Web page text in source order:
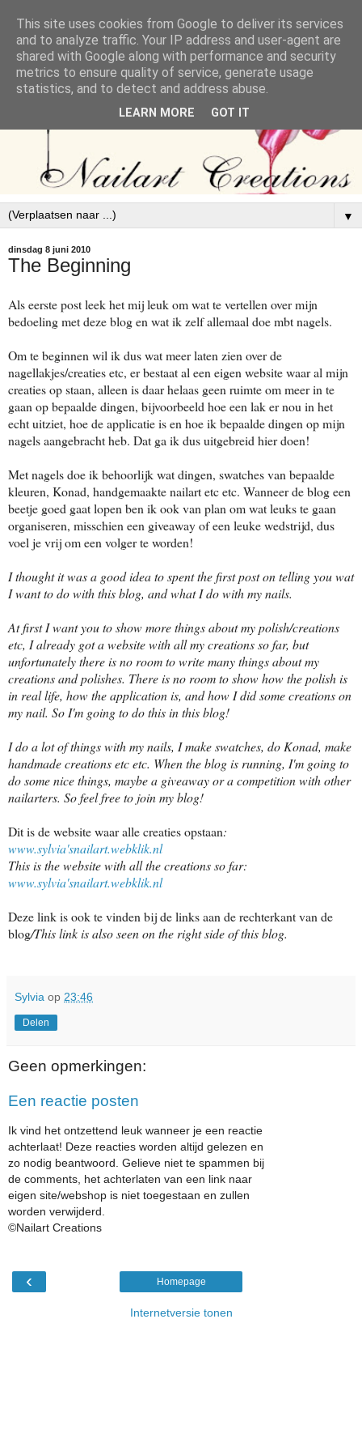
▼
dinsdag 8 juni 2010
The Beginning
Als eerste post leek het mij leuk om wat te vertellen over mijn
bedoeling met deze blog en wat ik zelf allemaal doe mbt nagels.
Om te beginnen wil ik dus wat meer laten zien over de
nagellakjes/creaties etc, er bestaat al een eigen website waar al mijn
creaties op staan, alleen is daar helaas geen ruimte om meer in te
gaan op bepaalde dingen, bijvoorbeeld hoe een lak er nou in het
echt uitziet, hoe de applicatie is en hoe ik bepaalde dingen op mijn
nagels aangebracht heb. Dat ga ik dus uitgebreid hier doen!
Met nagels doe ik behoorlijk wat dingen, swatches van bepaalde
kleuren, Konad, handgemaakte nailart etc etc. Wanneer de blog een
beetje goed gaat lopen ben ik ook van plan om wat leuks te gaan
organiseren, misschien een giveaway of een leuke wedstrijd, dus
voel je vrij om een volger te worden!
I thoughtit was a good idea to spent the first post on telling you wat
I want to do with this blog, and what I do with my nails.
At first I want you to show more things about my polish/creations
etc, I already got a website with all my creations so far, but
unfortunately there is no room to write many things about my
creations and polishes. There is no room to show how the polish is
in real life, how the application is, and how I did some creations on
my nail. So I'm going to do this in this blog!
I do a lot of things with my nails, I make swatches, do Konad, make
handmade creations etc etc. When the blog is running, I'm going to
do some nice things, maybe a giveaway or a competition with other
nailarters. So feel free to join my blog!
Dit is de website waar alle creaties opstaan:
www.sylvia'snailart.webklik.nl
This is the website with all the creations so far:
www.sylvia'snailart.webklik.nl
Deze link is ook te vinden bij de links aan de rechterkant van de
blog/This link is also seen on the right side of this blog.
Sylvia op 23:46
Delen
Geen opmerkingen:
Een reactie posten
Ik vind het ontzettend leuk wanneer je een reactie
achterlaat! Deze reacties worden altijd gelezen en
zo nodig beantwoord. Gelieve niet te spammen bij
de comments, het achterlaten van een link naar
eigen site/webshop is niet toegestaan en zullen
worden verwijderd.
©Nailart Creations
‹ Homepage
Internetversie tonen
This site uses cookies from Google to deliver its services
and to analyze traffic. Your IP address and user-agent are
shared with Google along with performance and security
metrics to ensure quality of service, generate usage
statistics, and to detect and address abuse.
LEARN MORE GOT IT